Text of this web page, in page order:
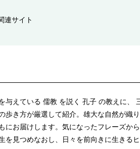
連サイト
与えている 儒教 を説く 孔子 の教えに、
き方が厳選して紹介。雄大な自然が織り
お届けします。気になったフレーズか
を見つめなおし、日々を前向きに生きる